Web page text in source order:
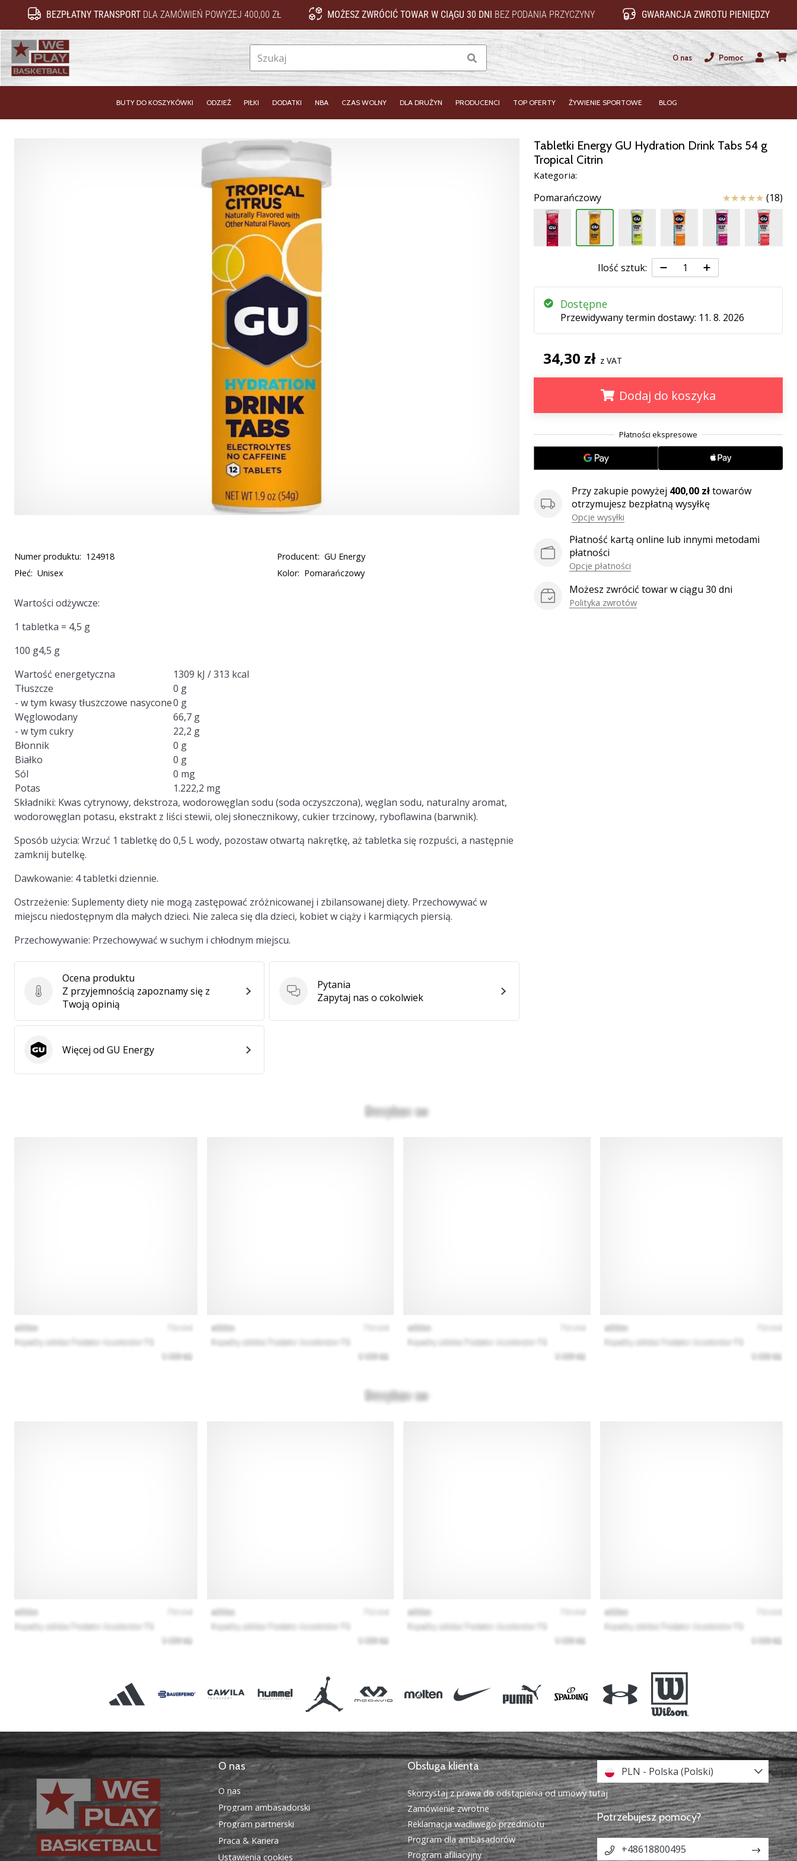
BEZPŁATNY TRANSPORT DLA ZAMÓWIEŃ POWYŻEJ 400,00 ZŁ MOŻESZ ZWRÓCIĆ TOWAR W CIĄGU 30 DNI BEZ PODANIA PRZYCZYNY GWARANCJA ZWROTU PIENIĘDZY
Szukaj O nas
Pomoc
Użytkownik
BUTY DO KOSZYKÓWKI ODZIEŻ PIŁKI DODATKI NBA CZAS WOLNY DLA DRUŻYN PRODUCENCI TOP OFERTY ŻYWIENIE SPORTOWE BLOG
Tabletki Energy GU Hydration Drink Tabs 54 g
Tropical Citrin
Kategoria:
Pomarańczowy Ocena (18)
Ilość sztuk:
Dostępne
Przewidywany termin dostawy: 11. 8. 2026
34,30 zł z VAT
Dodaj do koszyka
Przy zakupie powyżej 400,00 złtowarów
otrzymujesz bezpłatną wysyłkę
Opcje wysyłki
Płatność kartą online lub innymi metodami
płatności
Opcje płatności
Możesz zwrócić towar w ciągu 30 dni
Polityka zwrotów
Numer produktu: 124918 Producent: GU Energy
Płeć: Unisex Kolor: Pomarańczowy
Wartości odżywcze:
1 tabletka = 4,5 g
100 g4,5 g
Wartość energetyczna
1309 kJ / 313 kcal
Tłuszcze
0 g
- w tym kwasy tłuszczowe nasycone0 g
Węglowodany
66,7 g
- w tym cukry
22,2 g
Błonnik
0 g
Białko
0 g
Sól
0 mg
Potas
1.222,2 mg
Składniki: Kwas cytrynowy, dekstroza, wodorowęglan sodu (soda oczyszczona), węglan sodu, naturalny aromat,
wodorowęglan potasu, ekstrakt z liści stewii, olej słonecznikowy, cukier trzcinowy, ryboflawina (barwnik).
Sposób użycia: Wrzuć 1 tabletkę do 0,5 L wody, pozostaw otwartą nakrętkę, aż tabletka się rozpuści, a następnie
zamknij butelkę.
Dawkowanie: 4 tabletki dziennie.
Ostrzeżenie: Suplementy diety nie mogą zastępować zróżnicowanej i zbilansowanej diety. Przechowywać w
miejscu niedostępnym dla małych dzieci. Nie zaleca się dla dzieci, kobiet w ciąży i karmiących piersią.
Przechowywanie: Przechowywać w suchym i chłodnym miejscu.
Ocena produktu
Ocena produktu
Z przyjemnością zapoznamy się z
Twoją opinią
Pytania
Pytania
Zapytaj nas o cokolwiek
GU EnergyWięcej od GU Energy
O nas
O nas
Program ambasadorski
Program partnerski
Praca & Kariera
Ustawienia cookies
Obsługa klienta
Skorzystaj z prawa do odstąpienia od umowy tutaj
Zamówienie zwrotne
Reklamacja wadliwego przedmiotu
Program dla ambasadorów
Program afiliacyjny
PLN - Polska (Polski)
Potrzebujesz pomocy?
+48618800495